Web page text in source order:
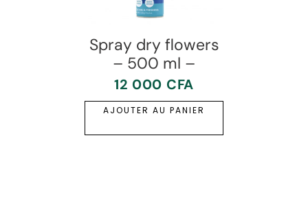
Spray dry flowers
– 500 ml –
12 000 CFA
AJOUTER AU PANIER